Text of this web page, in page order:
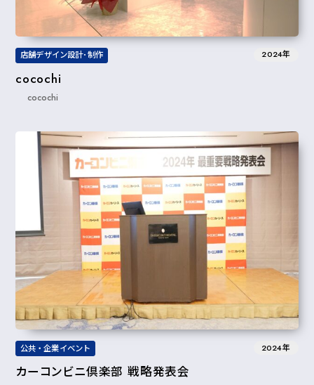
店舗デザイン設計･制作 2024年
cocochi
cocochi
公共・企業イベント 2024年
カーコンビニ倶楽部 戦略発表会